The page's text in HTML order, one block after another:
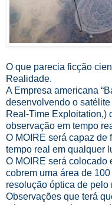
O que parecia ficção
Realidade.
A Empresa americana
desenvolvendo o
Real-Time Exploitation,)
observação em tempo
O MOIRE será capaz de
tempo real em qualquer
O MOIRE será colocado
cobrem uma área de
resolução óptica de pelo
Observações que terá